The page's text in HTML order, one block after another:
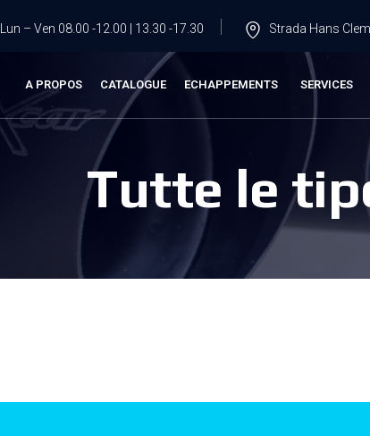
Lun – Ven 08.00 -12.00 | 13.30 -17.30 Strada Hans
A PROPOS CATALOGUE ECHAPPEMENTS SERVICES
Tutte le